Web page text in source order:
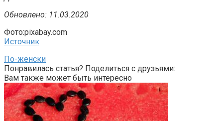
Обновлено: 11.03.2020
Фото:pixabay.com
Источник
По-женски
Понравилась статья? Поделиться с друзьями:
Вам также может быть интересно